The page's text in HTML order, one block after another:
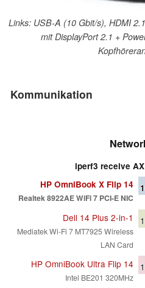
Links: USB-A (10 Gbit/s), HDMI
mit DisplayPort 2.1 +
Kommunikation
iperf3 receive
HP OmniBook X Flip 14
Realtek 8922AE WiFi 7 PCI-E NIC
Dell 14 Plus 2-in-1
Mediatek Wi-Fi 7 MT7925 Wireless
LAN Card
HP OmniBook Ultra Flip 14
Intel BE201 320MHz